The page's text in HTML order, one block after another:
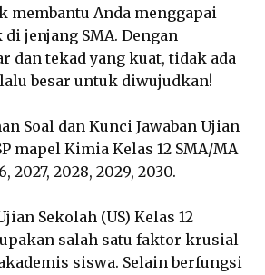
membantu Anda menggapai
jenjang SMA. Dengan
dan tekad yang kuat, tidak ada
besar untuk diwujudkan!
Soal dan Kunci Jawaban Ujian
mapel Kimia Kelas 12 SMA/MA
2027, 2028, 2029, 2030.
Sekolah (US) Kelas 12
salah satu faktor krusial
siswa. Selain berfungsi